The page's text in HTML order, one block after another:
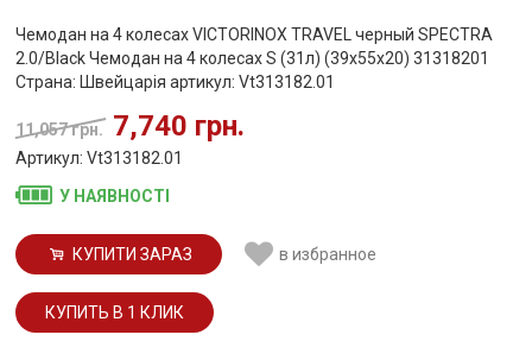
Чемодан на 4 колесах VICTORINOX TRAVEL черный SPECTRA
2.0/Black Чемодан на 4 колесах S (31л) (39x55x20) 31318201
Страна: Швейцарія артикул: Vt313182.01
11,057 грн. 7,740 грн.
Артикул: Vt313182.01
У НАЯВНОСТІ
КУПИТИ ЗАРАЗ в избранное